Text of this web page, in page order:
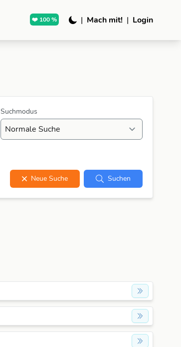
❤️ 100 % | Mach mit! | Login
Suchmodus
Neue Suche Suchen